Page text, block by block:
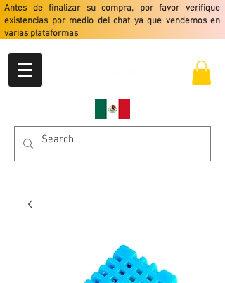
Antes de finalizar su compra, por favor verifique
existencias por medio del chat ya que vendemos en
varias plataformas